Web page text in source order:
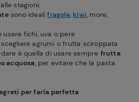
stagioni:
sono idealifragole, kiwi, more,
usare fichi, uva o pere
scegliere agrumi o frutta sciroppata
è quella di usare sempre frutta
acquosa, per evitare che la pasta
per farla perfetta